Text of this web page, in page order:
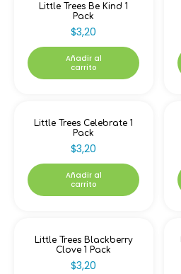
Little Trees Be Kind 1
Pack
$3,20
Añadir al
carrito
Little Trees Celebrate 1
Pack
$3,20
Añadir al
carrito
Little Trees Blackberry
Clove 1 Pack
$3,20